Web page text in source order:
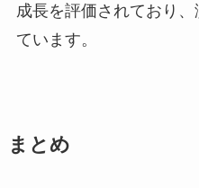
成長を評価されており
ています。
まとめ